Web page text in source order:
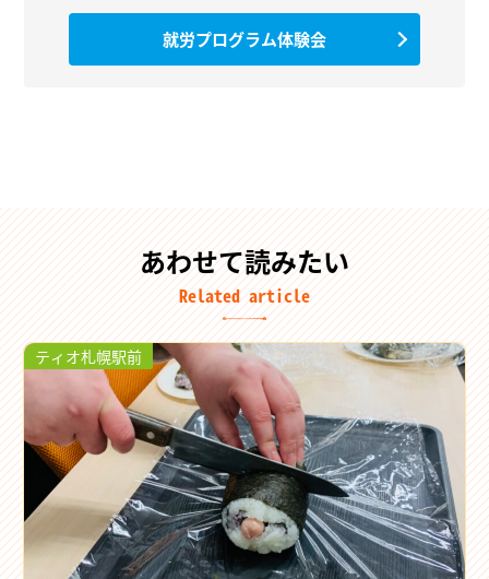
就労プログラム体験会
あわせて読みたい
Related article
ティオ札幌駅前